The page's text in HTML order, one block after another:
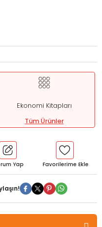
Ekonomi Kitapları
Tüm Ürünler
Yap